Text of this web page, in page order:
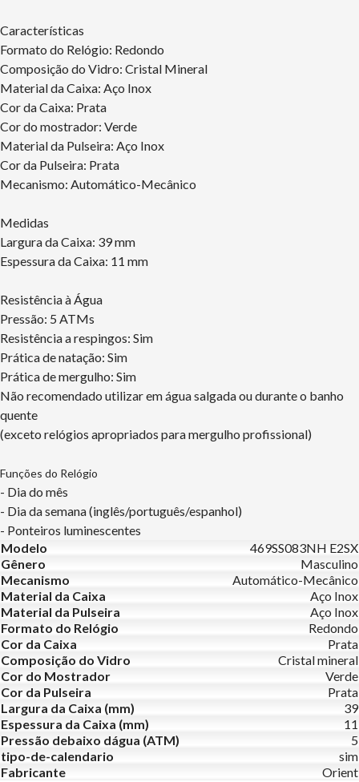
Características
Formato do Relógio: Redondo
Composição do Vidro: Cristal Mineral
Material da Caixa: Aço Inox
Cor da Caixa: Prata
Cor do mostrador: Verde
Material da Pulseira: Aço Inox
Cor da Pulseira: Prata
Mecanismo: Automático-Mecânico
Medidas
Largura da Caixa: 39 mm
Espessura da Caixa: 11 mm
Resistência à Água
Pressão: 5 ATMs
Resistência a respingos: Sim
Prática de natação: Sim
Prática de mergulho: Sim
Não recomendado utilizar em água salgada ou durante o banho
quente
(exceto relógios apropriados para mergulho profissional)
Funções do Relógio
- Dia do mês
- Dia da semana (inglês/português/espanhol)
- Ponteiros luminescentes
Modelo
469SS083NH E2SX
Gênero
Masculino
Mecanismo
Automático-Mecânico
Material da Caixa
Aço Inox
Material da Pulseira
Aço Inox
Formato do Relógio
Redondo
Cor da Caixa
Prata
Composição do Vidro
Cristal mineral
Cor do Mostrador
Verde
Cor da Pulseira
Prata
Largura da Caixa (mm)
39
Espessura da Caixa (mm)
11
Pressão debaixo dágua (ATM)
5
tipo-de-calendario
sim
Fabricante
Orient